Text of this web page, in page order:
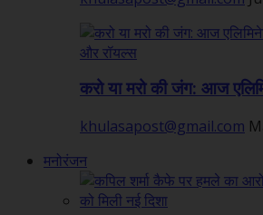
करो या मरो की जंग: आज
khulasapost@gmail.com
मनोरंजन